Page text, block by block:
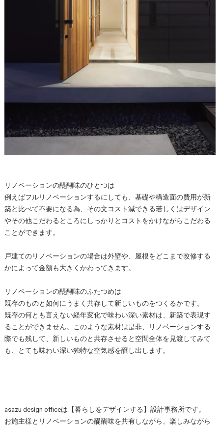
リノベーションの醍醐味のひとつは
例えばフルリノベーションするにしても、基礎や構造面の費用が新
築と比べて不要になる為、その文コスト減できる若しくはデザイン
やその他こだわるところにしっかりとコストをかけながらこだわる
ことができます。
戸建てのリノベーションの場合は外壁や、屋根をどこまで改修する
かによって金額も大きくかわってきます。
リノベーションの醍醐味のふたつめは
既存のものと如何にうまく共存して新しいものをつくるかです。
既存の何とも言えない経年変化で味わい深い素材は、新築で表現す
ることができません。このような素材は是非、リノベーションする
際でも残して、新しいものと共存させると空間全体を見渡してみて
も、とても味わい深い独特な空気感を醸し出します。
asazu design officeは【暮らしをデザインする】設計事務所です。
お施主様とリノベーションの醍醐味を共有しながら、楽しみながら